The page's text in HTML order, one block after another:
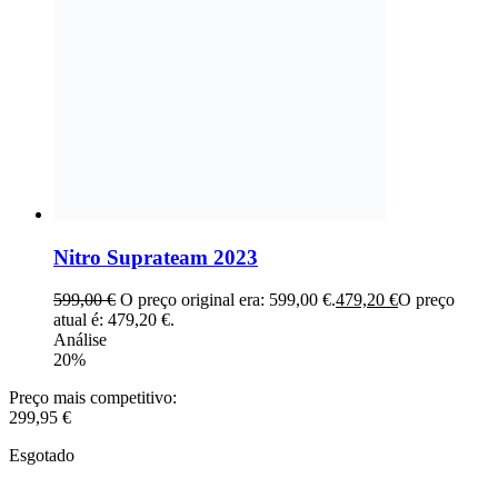
Nitro Suprateam 2023
599,00€ O preço original era: 599,00 €.479,20 €O preço
atual é: 479,20 €.
Análise
20%
Preço mais competitivo:
299,95 €
Esgotado